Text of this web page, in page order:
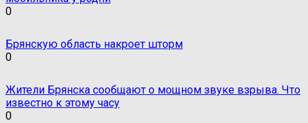
0
Брянскую область накроет шторм
0
Жители Брянска сообщают о мощном звуке взрыва. Что
известно к этому часу
0